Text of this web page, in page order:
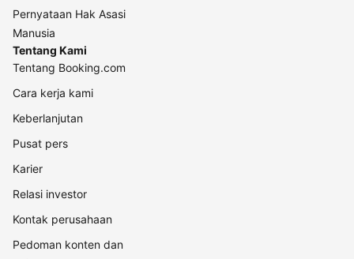
Pernyataan Hak Asasi
Manusia
Tentang Kami
Tentang Booking.com
Cara kerja kami
Keberlanjutan
Pusat pers
Karier
Relasi investor
Kontak perusahaan
Pedoman konten dan